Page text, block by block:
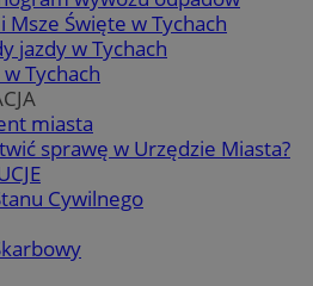
Msze Święte w Tychach
jazdy w Tychach
Tychach
miasta
sprawę w Urzędzie Miasta?
Cywilnego